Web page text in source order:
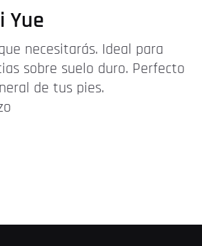
Yue
necesitarás. Ideal para
sobre suelo duro. Perfecto
de tus pies.